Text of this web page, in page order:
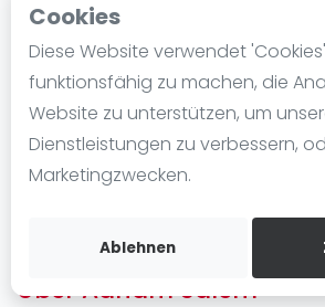
Cookies
Diese Website verwendet
funktionsfähig zu machen, die
Website zu unterstützen, um
Dienstleistungen zu verbessern,
Marketingzwecken.
Ablehnen
Blog
Die Geschichte von Padel
Regeln und Punktzählung
Padel Schläge
Video
POSITIE
#2466 0
Bist du
Kostenloses Konto
Über Adham Salem